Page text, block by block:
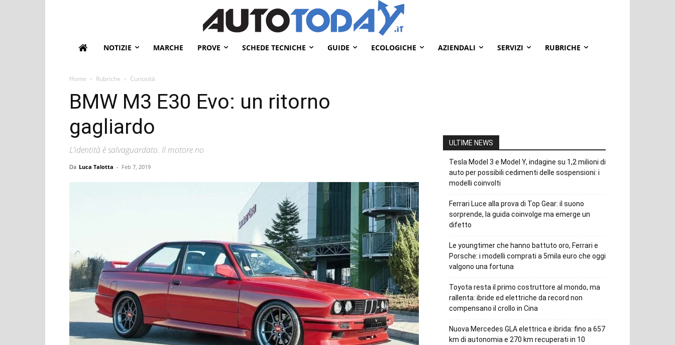
NOTIZIE MARCHE PROVE SCHEDE TECNICHE GUIDE ECOLOGICHE AZIENDALI SERVIZI RUBRICHE
Home Rubriche Curiosità
BMW M3 E30 Evo: un ritorno
gagliardo
L'identità è salvaguardato. Il motore no
Da Luca Talotta - Feb 7, 2019
ULTIME NEWS
Tesla Model 3 e Model Y, indagine su 1,2 milioni di
auto per possibili cedimenti delle sospensioni: i
modelli coinvolti
Ferrari Luce alla prova di Top Gear: il suono
sorprende, la guida coinvolge ma emerge un
difetto
Le youngtimer che hanno battuto oro, Ferrari e
Porsche: i modelli comprati a 5mila euro che oggi
valgono una fortuna
Toyota resta il primo costruttore al mondo, ma
rallenta: ibride ed elettriche da record non
compensano il crollo in Cina
Nuova Mercedes GLA elettrica e ibrida: fino a 657
km di autonomia e 270 km recuperati in 10